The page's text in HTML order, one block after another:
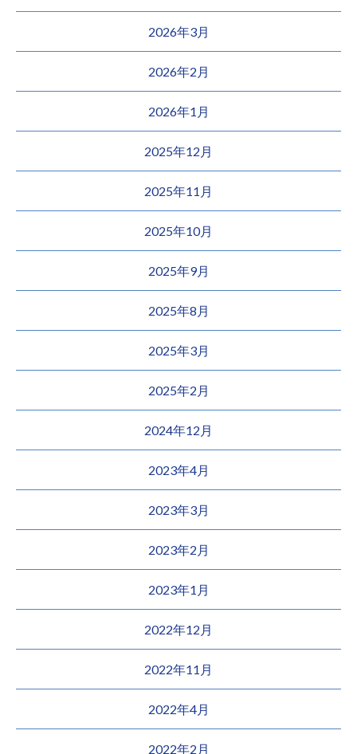
2026年3月
2026年2月
2026年1月
2025年12月
2025年11月
2025年10月
2025年9月
2025年8月
2025年3月
2025年2月
2024年12月
2023年4月
2023年3月
2023年2月
2023年1月
2022年12月
2022年11月
2022年4月
2022年2月